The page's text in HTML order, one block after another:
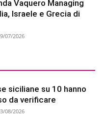
Vaquero Managing
Israele e Grecia di
07/2026
siciliane su 10 hanno
da verificare
08/2026